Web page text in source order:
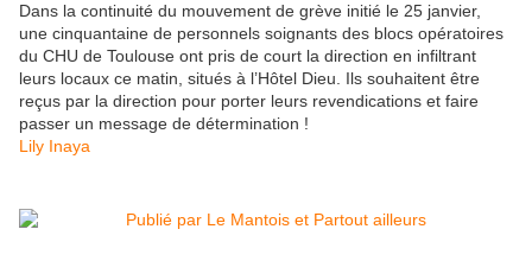
Dans la continuité du mouvement de grève initié le 25 janvier,
une cinquantaine de personnels soignants des blocs opératoires
du CHU de Toulouse ont pris de court la direction en infiltrant
leurs locaux ce matin, situés à l’Hôtel Dieu. Ils souhaitent être
reçus par la direction pour porter leurs revendications et faire
passer un message de détermination !
Lily Inaya